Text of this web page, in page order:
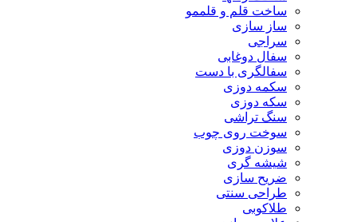
ساخت قلم و قلممو
ساز سازی
سراجی
سفال دوغابی
سفالگری با دست
سکمه دوزی
سکه دوزی
سنگ تراشی
سوخت روی چوب
سوزن دوزی
شیشه گری
ضریح سازی
طراحی سنتی
طلاکوبی